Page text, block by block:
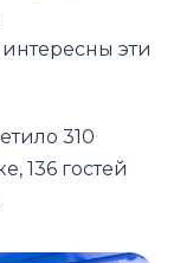
эти
310
136 гостей